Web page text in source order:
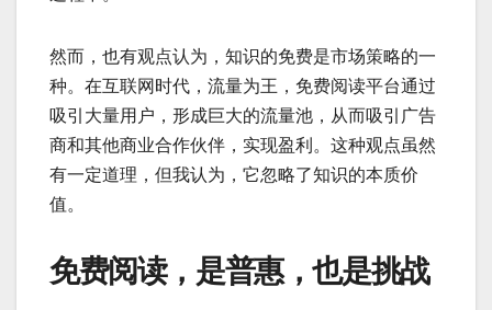
然而，也有观点认为，知识的免费是市场策略的一
种。在互联网时代，流量为王，免费阅读平台通过
吸引大量用户，形成巨大的流量池，从而吸引广告
商和其他商业合作伙伴，实现盈利。这种观点虽然
有一定道理，但我认为，它忽略了知识的本质价
值。
免费阅读，是普惠，也是挑战